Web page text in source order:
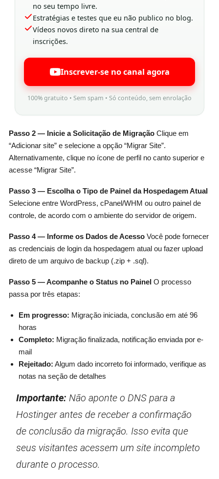
no seu tempo livre.
Estratégias e testes que eu não publico no blog.
Vídeos novos direto na sua central de
inscrições.
Inscrever-se no canal agora
100% gratuito • Sem spam • Só conteúdo, sem enrolação
Passo 2 — Inicie a Solicitação de MigraçãoClique em
“Adicionar site” e selecione a opção “Migrar Site”.
Alternativamente, clique no ícone de perfil no canto superior e
acesse “Migrar Site”.
Passo 3 — Escolha o Tipo de Painel da Hospedagem Atual
Selecione entre WordPress, cPanel/WHM ou outro painel de
controle, de acordo com o ambiente do servidor de origem.
Passo 4 — Informe os Dados de AcessoVocê pode fornecer
as credenciais de login da hospedagem atual ou fazer upload
direto de um arquivo de backup (.zip + .sql).
Passo 5 — Acompanhe o Status no PainelO processo
passa por três etapas:
Em progresso: Migração iniciada, conclusão em até 96
horas
Completo: Migração finalizada, notificação enviada por e-
mail
Rejeitado: Algum dado incorreto foi informado, verifique as
notas na seção de detalhes
Importante: Não aponte o DNS para a
Hostinger antes de receber a confirmação
de conclusão da migração. Isso evita que
seus visitantes acessem um site incompleto
durante o processo.